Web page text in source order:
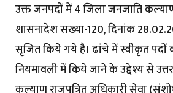
उक्त जनपदों में 4 जिला जनजाति
शासनादेश सख्या-120, दिनांक
सृजित किये गये है। ढांचे में स्वीकृत पदों
नियमावली में किये जाने के उद्देश्य से